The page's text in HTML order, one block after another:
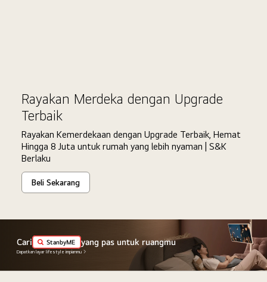
Rayakan Merdeka dengan Upgrade
Terbaik
Rayakan Kemerdekaan dengan Upgrade Terbaik, Hemat
Hingga 8 Juta untuk rumah yang lebih nyaman | S&K
Berlaku
Beli Sekarang
Cari StanbyME yang pas untuk ruangmu
Dapatkan layar lifestyle impianmu